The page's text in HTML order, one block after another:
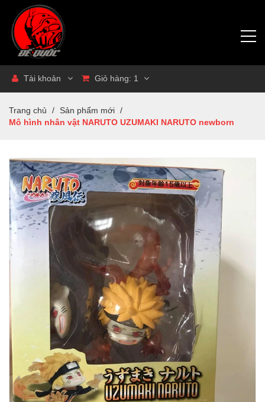
Tài khoản Giỏ hàng: 1
Trang chủ / Sản phẩm mới /
Mô hình nhân vật NARUTO UZUMAKI NARUTO newborn